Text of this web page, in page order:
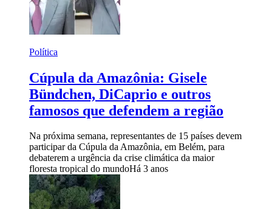
Política
Cúpula da Amazônia: Gisele
Bündchen, DiCaprio e outros
famosos que defendem a região
Na próxima semana, representantes de 15 países devem
participar da Cúpula da Amazônia, em Belém, para
debaterem a urgência da crise climática da maior
floresta tropical do mundoHá 3 anos